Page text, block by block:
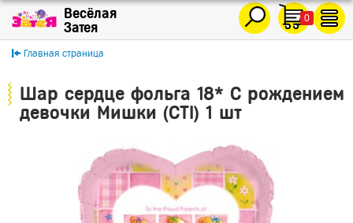
0
Главная страница
Шар сердце фольга 18* С рождением
девочки Мишки (CTI) 1 шт